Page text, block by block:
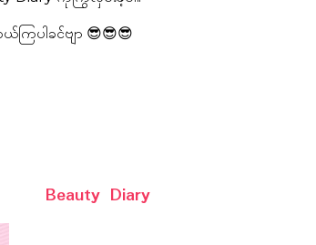
ပါခင်ဗျာ 😎😎😎
Beauty Diary